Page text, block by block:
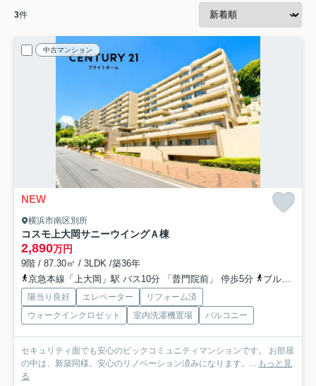
3件
中古マンション
NEW
横浜市南区別所
コスモ上大岡サニーウイングＡ棟
2,890万円
9階 / 87.30㎡ / 3LDK /築36年
京急本線「上大岡」駅 バス10分 「普門院前」 停歩5分
ブルーライン「上大岡」駅 バス10分 「普門院前」 停歩5分
陽当り良好 エレベーター
リフォーム済
ウォークインクロゼット
室内洗濯機置場 バルコニー
セキュリティ面でも安心のビックコミュニティマンションです。 お部屋
の中は、新築同様。安心のリノベーション済みになります。... もっと見
る